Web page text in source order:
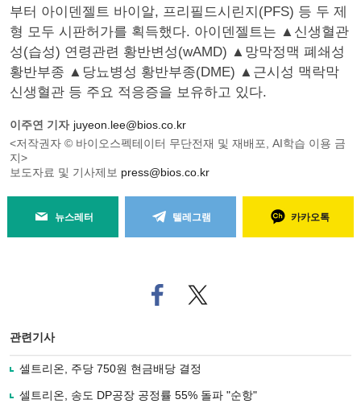
부터 아이덴젤트 바이알, 프리필드시린지(PFS) 등 두 제
형 모두 시판허가를 획득했다. 아이덴젤트는 ▲신생혈관
성(습성) 연령관련 황반변성(wAMD) ▲망막정맥 폐쇄성
황반부종 ▲당뇨병성 황반부종(DME) ▲근시성 맥락막
신생혈관 등 주요 적응증을 보유하고 있다.
이주연 기자 juyeon.lee@bios.co.kr
<저작권자 © 바이오스펙테이터 무단전재 및 재배포, AI학습 이용 금
지>
보도자료 및 기사제보 press@bios.co.kr
뉴스레터 텔레그램 카카오톡
페
이
로
기
사
트위
터로
관련기사
셀트리온, 주당 750원 현금배당 결정
셀트리온, 송도 DP공장 공정률 55% 돌파 "순항"